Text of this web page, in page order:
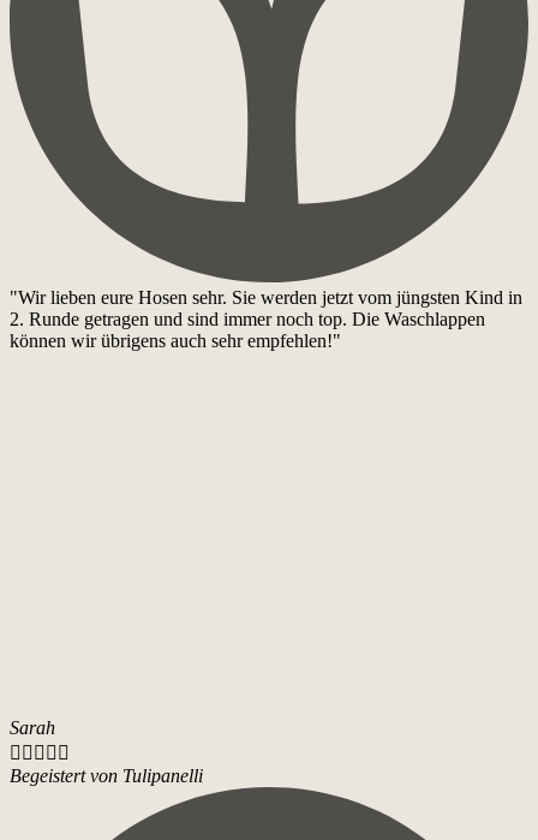
"Wir lieben eure Hosen sehr. Sie werden jetzt vom jüngsten Kind in
2. Runde getragen und sind immer noch top. Die Waschlappen
können wir übrigens auch sehr empfehlen!"
Sarah
    
Begeistert von Tulipanelli